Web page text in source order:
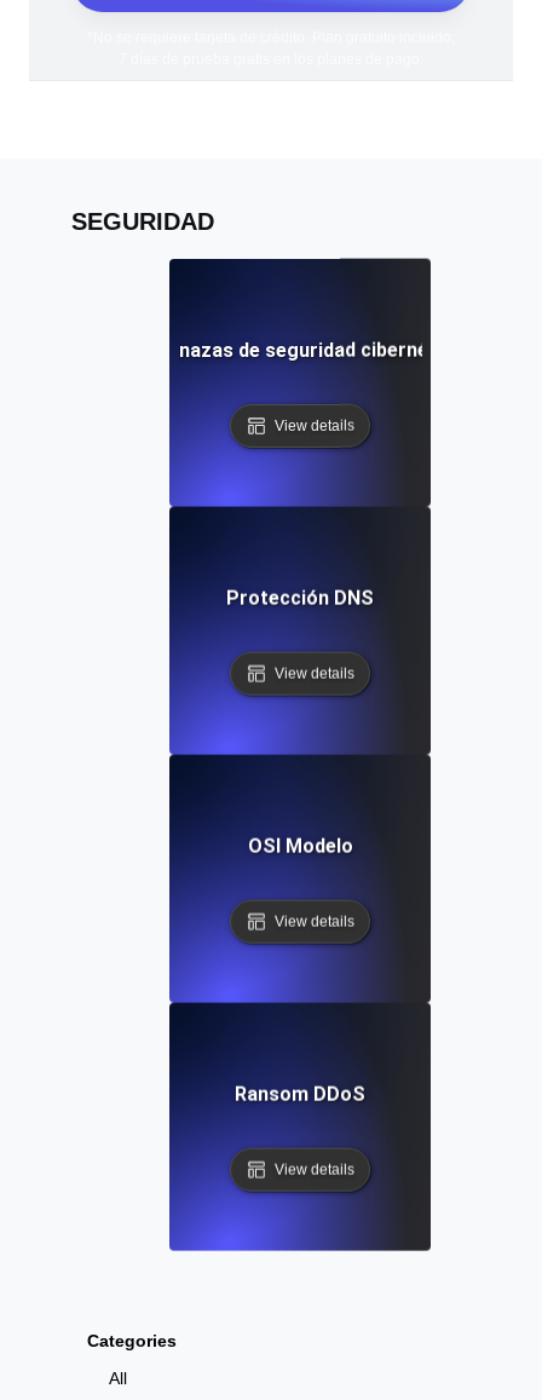
Categories
All
SEGURIDAD
Amenazas de seguridad cibernética
View details
Protección DNS
View details
OSI Modelo
View details
Ransom DDoS
View details